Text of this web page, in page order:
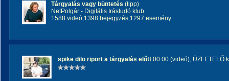
Tárgyalás vagy büntetés (tipp)
NetPolgár - Digitális Irástudó klub
1588 videó,1398 bejegyzés,1297 esemény
spike dilo riport a tárgyalás előtt 00:00 (videó), ÜZLETELŐ